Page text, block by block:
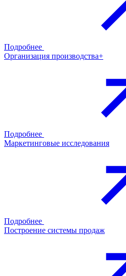
Подробнее
Организация производства+
Подробнее
Маркетинговые исследования
Подробнее
Построение системы продаж